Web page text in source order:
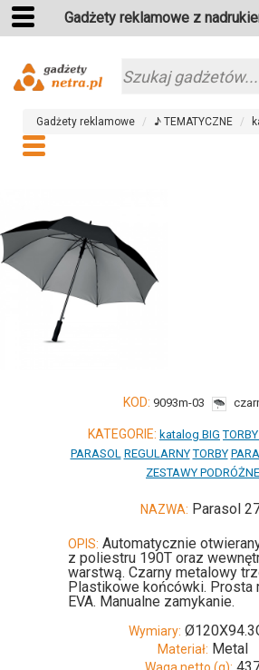
Gadżety reklamowe z
Gadżety reklamowe ♪ TEMATYCZNE
KOD: 9093m-03
KATEGORIE: katalog BIG
PARASOL REGULARNY TORBY
ZESTAWY PODRÓŻNE
NAZWA: Parasol
OPIS: Automatycznie
z poliestru 190T oraz
warstwą. Czarny metalowy
Plastikowe końcówki. Prosta
EVA. Manualne zamykanie.
Wymiary:
Materiał: Metal